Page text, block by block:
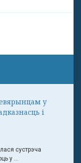
у
і
сустрэча
у ...